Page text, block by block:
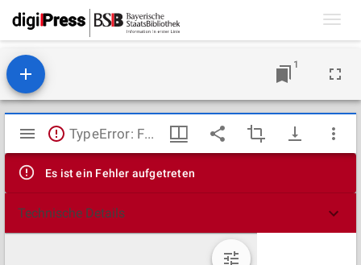
1
Mirador
Viewer
TypeError: Failed to fetch
Es ist ein Fehler aufgetreten
Technische Details